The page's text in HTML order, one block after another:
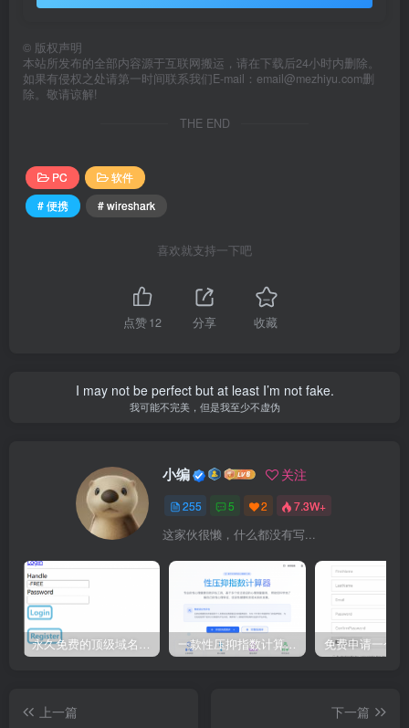
© 版权声明
本站所发布的全部内容源于互联网搬运，请在下载后24小时内删除。
如果有侵权之处请第一时间联系我们E-mail：email@mezhiyu.com删
除。敬请谅解!
THE END
PC
软件
# 便携
# wireshark
喜欢就支持一下吧
点赞12 分享 收藏
I may not be perfect but at least I’m not fake.
我可能不完美，但是我至少不虚伪
小编 关注
255 5 2 7.3W+
这家伙很懒，什么都没有写...
永久免费的顶级域名 eu.org 申请教程 一款性压抑指数计算器源码
上一篇
下一篇